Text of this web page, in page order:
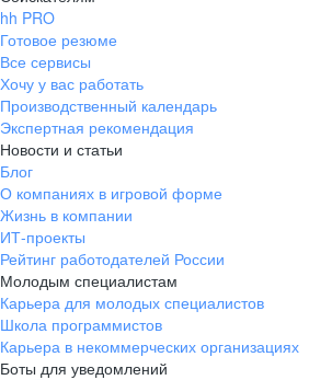
hh PRO
Готовое резюме
Все сервисы
Хочу у вас работать
Производственный календарь
Экспертная рекомендация
Новости и статьи
Блог
О компаниях в игровой форме
Жизнь в компании
ИТ-проекты
Рейтинг работодателей России
Молодым специалистам
Карьера для молодых специалистов
Школа программистов
Карьера в некоммерческих организациях
Боты для уведомлений